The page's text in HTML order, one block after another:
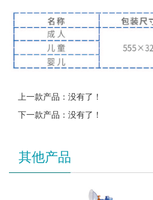
上一款产品：没有了！
下一款产品：没有了！
其他产品